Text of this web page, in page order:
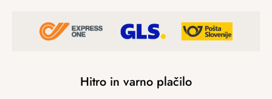
Hitro in varno plačilo